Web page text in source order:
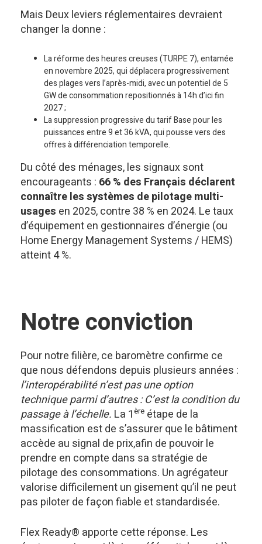
Mais Deux leviers réglementaires devraient
changer la donne :
La réforme des heures creuses (TURPE 7), entamée
en novembre 2025, qui déplacera progressivement
des plages vers l’après-midi, avec un potentiel de 5
GW de consommation repositionnés à 14h d’ici fin
2027 ;
La suppression progressive du tarif Base pour les
puissances entre 9 et 36 kVA, qui pousse vers des
offres à différenciation temporelle.
Du côté des ménages, les signaux sont
encourageants : 66 % des Français déclarent
connaître les systèmes de pilotage multi-
usages en 2025, contre 38 % en 2024. Le taux
d’équipement en gestionnaires d’énergie (ou
Home Energy Management Systems / HEMS)
atteint 4 %.
Notre conviction
Pour notre filière, ce baromètre confirme ce
que nous défendons depuis plusieurs années :
l’interopérabilité n’est pas une option
technique parmi d’autres : C’est la condition du
passage à l’échelle. La 1ère étape de la
massification est de s’assurer que le bâtiment
accède au signal de prix,afin de pouvoir le
prendre en compte dans sa stratégie de
pilotage des consommations. Un agrégateur
valorise difficilement un gisement qu’il ne peut
pas piloter de façon fiable et standardisée.
Flex Ready® apporte cette réponse. Les